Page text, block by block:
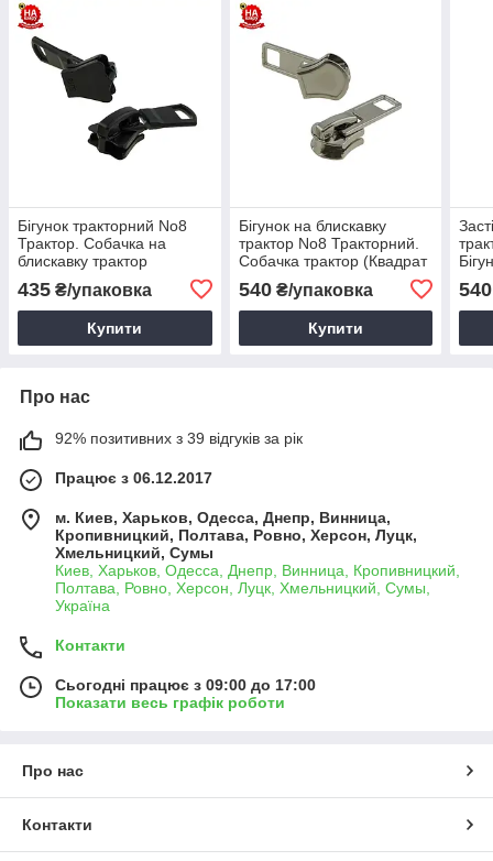
Бігунок тракторний No8
Трактор. Собачка на
блискавку трактор
No28) Блек нікель (100
шт.)
435 ₴/упаковка
Купити
Бігунок на блискавку
трактор No8 Тракторний.
Собачка трактор (Квадрат
540₴/упаковка
Купити
540
Про нас
92% позитивних з 39 відгуків за рік
Працює з 06.12.2017
м. Киев, Харьков, Одесса, Днепр, Винница,
Кропивницкий, Полтава, Ровно, Херсон, Луцк,
Хмельницкий, Сумы
Киев, Харьков, Одесса, Днепр, Винница, Кропивницкий,
Полтава, Ровно, Херсон, Луцк, Хмельницкий, Сумы,
Україна
Контакти
Сьогодні працює з 09:00 до 17:00
Показати весь графік роботи
Про нас
Контакти